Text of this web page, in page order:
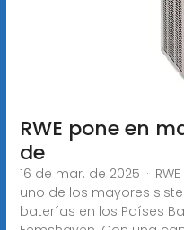
RWE pone en
de
16 de mar. de 2025 ·
uno de los mayores
baterías en los Países